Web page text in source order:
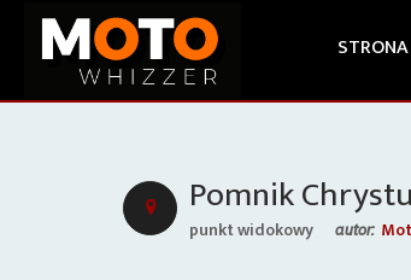
Pomnik
punkt widokowy autor: